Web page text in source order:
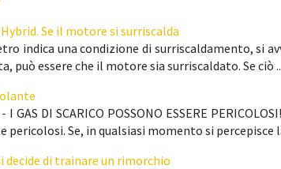
Se il motore si surriscalda
indica una condizione di surriscaldamento, si
può essere che il motore sia surriscaldato. Se ciò
I GAS DI SCARICO POSSONO ESSERE
Se, in qualsiasi momento si percepisce
decide di trainare un rimorchio